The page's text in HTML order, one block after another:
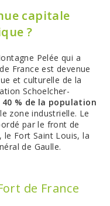
capitale
?
Pelée qui a
France est devenue
et culturelle de la
Schoelcher-
40 % de la population
zone industrielle. Le
par le front de
le Fort Saint Louis, la
de Gaulle.
de France